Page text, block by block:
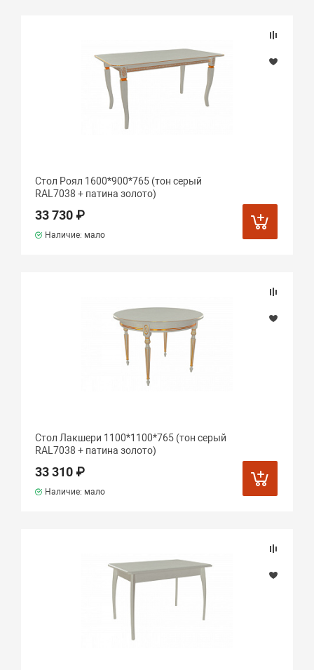
Стол Роял 1600*900*765 (тон серый
RAL7038 + патина золото)
33 730 ₽
Наличие: мало
Стол Лакшери 1100*1100*765 (тон серый
RAL7038 + патина золото)
33 310 ₽
Наличие: мало